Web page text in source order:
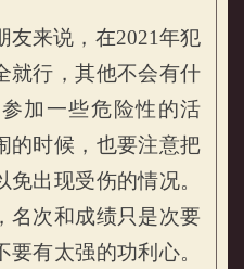
友来说，在2021年犯
就行，其他不会有什
加一些危险性的活
的时候，也要注意把
出现受伤的情况。
名次和成绩只是次要
有太强的功利心。